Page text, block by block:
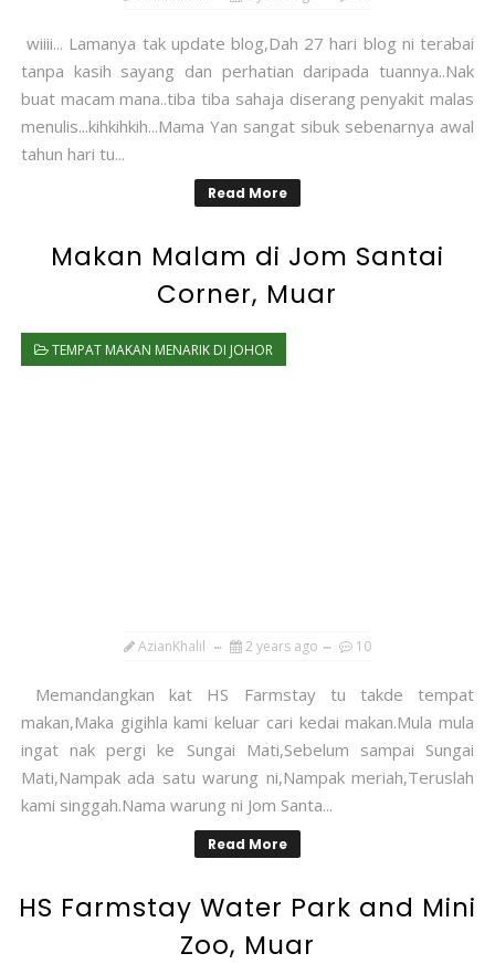
wiiii... Lamanya tak update blog,Dah 27 hari blog ni terabai
tanpa kasih sayang dan perhatian daripada tuannya..Nak
buat macam mana..tiba tiba sahaja diserang penyakit malas
menulis...kihkihkih...Mama Yan sangat sibuk sebenarnya awal
tahun hari tu...
Read More
Makan Malam di Jom Santai
Corner, Muar
TEMPAT MAKAN MENARIK DI JOHOR
AzianKhalil 2 years ago 10
Memandangkan kat HS Farmstay tu takde tempat
makan,Maka gigihla kami keluar cari kedai makan.Mula mula
ingat nak pergi ke Sungai Mati,Sebelum sampai Sungai
Mati,Nampak ada satu warung ni,Nampak meriah,Teruslah
kami singgah.Nama warung ni Jom Santa...
Read More
HS Farmstay Water Park and Mini
Zoo, Muar